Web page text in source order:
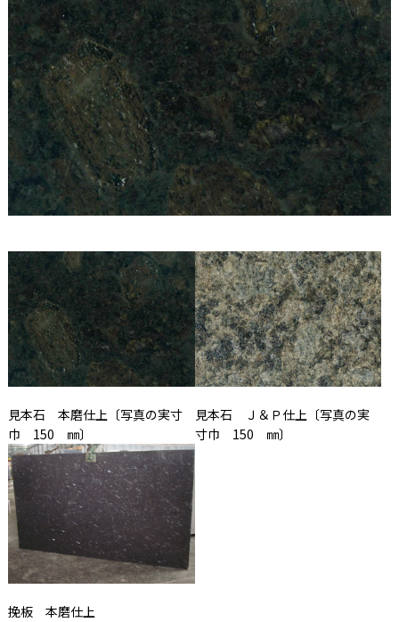
見本石 本磨仕上〔写真の実寸
巾 150 ㎜〕
見本石 Ｊ＆Ｐ仕上〔写真の実
寸巾 150 ㎜〕
挽板 本磨仕上